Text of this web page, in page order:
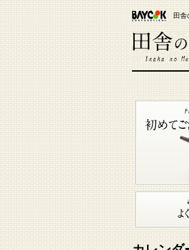
田舎
【米通販】田